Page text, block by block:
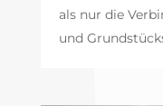
als nur die
und